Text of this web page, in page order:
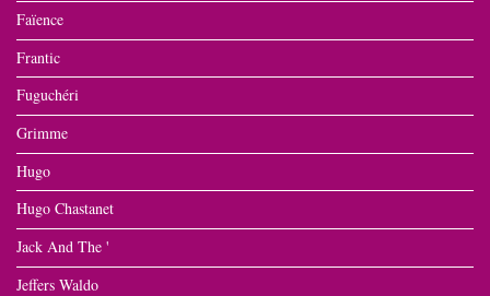
Faïence
Frantic
Fuguchéri
Grimme
Hugo
Hugo Chastanet
Jack And The '
Jeffers Waldo